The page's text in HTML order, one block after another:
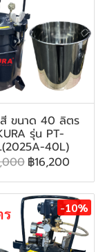
ขนาด 40 ลิตร
รุ่น PT-
40L)
฿16,200
-10%